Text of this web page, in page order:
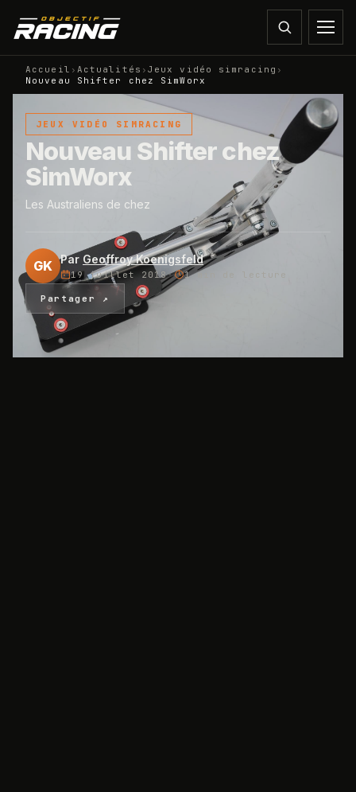
Accueil › Actualités › Jeux vidéo simracing ›
Nouveau Shifter chez SimWorx
JEUX VIDÉO SIMRACING
Nouveau Shifter chez
SimWorx
Les Australiens de chez
GK Par Geoffroy Koenigsfeld
19 juillet 2018· 1 min de lecture
Partager ↗